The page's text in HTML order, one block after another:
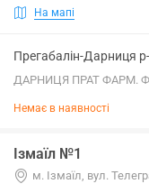
На мапі
Прегабалін-Дарниця
ДАРНИЦЯ ПРАТ ФАРМ.
Немає в наявності
Ізмаїл №1
м. Ізмаїл, вул.